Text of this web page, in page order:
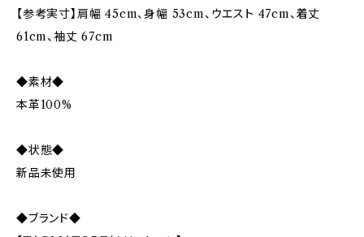
【参考実寸】肩幅 45cm、身幅 53cm、ウエスト 47cm、着丈
61cm、袖丈 67cm
◆素材◆
本革100%
◆状態◆
新品未使用
◆ブランド◆